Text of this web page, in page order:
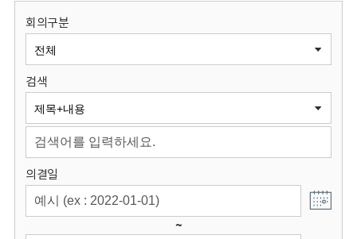
원
회
회의구분
검색
의결일
~